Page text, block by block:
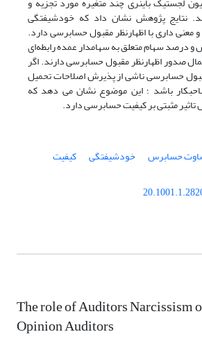
نتایج پژوهش نشان داد که خودشیفتگی
داری با اظهارنظر مقبول حسابرسی دارد.
درصد سهام متعلق به سهامدار عمده رابطه‌ای
صدور اظهارنظر مقبول حسابرسی دارند. اگر
حسابرسی ناشی از پذیرش اصلاحات تحمیل
باشد ؛ این موضوع نشان می دهد که
مثبتی بر کیفیت حسابرسی دارد.
حسابرس خودشیفتگی کیفیت
The role of Auditors Narcissism
Opinion Auditors